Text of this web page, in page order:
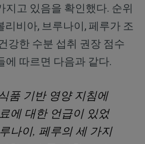
지고 있음을 확인했다. 순위
비아, 브루나이, 페루가 조
강한 수분 섭취 권장 점수
에 따르면 다음과 같다.
품 기반 영양 지침에
에 대한 언급이 있었
나이, 페루의 세 가지